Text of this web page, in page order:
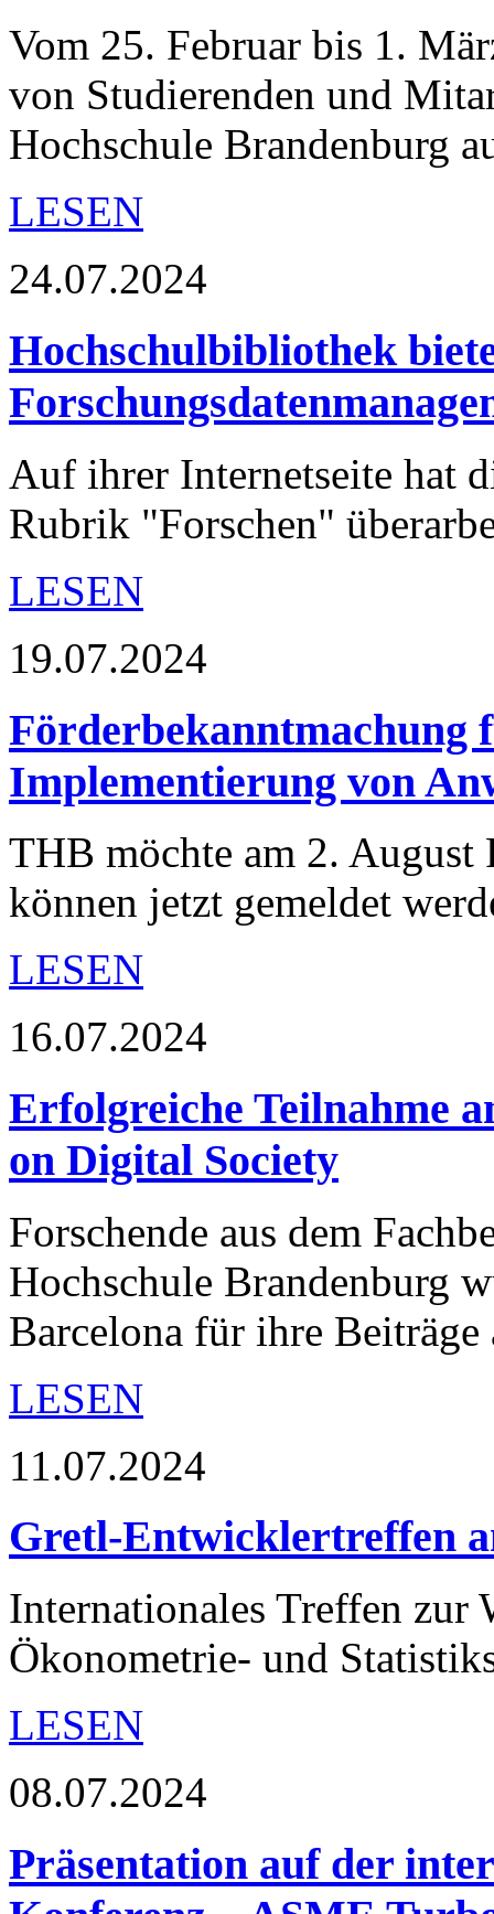
Vom 25. Februar bis 1.
von Studierenden und
Hochschule Brandenburg
LESEN
24.07.2024
Hochschulbibliothek
Auf ihrer Internetseite hat
Rubrik "Forschen"
LESEN
19.07.2024
Implementierung von
THB möchte am 2. August
können jetzt gemeldet
LESEN
16.07.2024
Erfolgreiche Teilnahme
on Digital Society
Forschende aus dem
Hochschule Brandenburg
Barcelona für ihre Beiträge
LESEN
11.07.2024
Gretl-Entwicklertreffen
Internationales Treffen zur
Ökonometrie- und
LESEN
08.07.2024
Präsentation auf der